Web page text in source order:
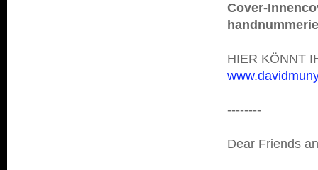
Cover-
HIER KÖNNT
--------
Dear Friends